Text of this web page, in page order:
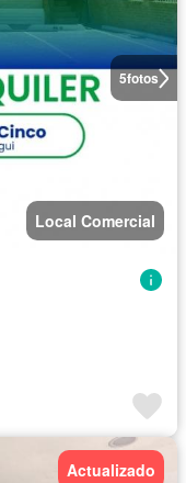
5fotos
Local Comercial
Actualizado